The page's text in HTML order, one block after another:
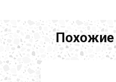
Похожие